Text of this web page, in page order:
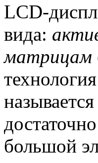
LCD-
вида:
матрицам
большой